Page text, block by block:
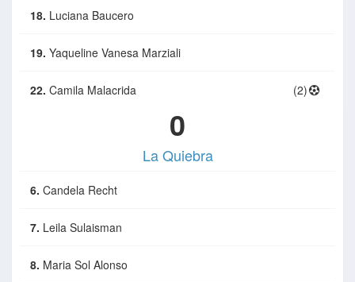
18. Luciana Baucero
19. Yaqueline Vanesa Marziali
22. Camila Malacrida (2)
0
La Quiebra
6. Candela Recht
7. Leila Sulaisman
8. Maria Sol Alonso